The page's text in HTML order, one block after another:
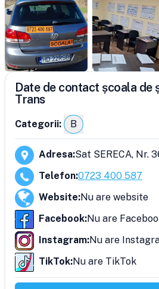
Date de contact școala de
Trans
Categorii: B
Adresa:Sat SERECA, Nr.
Telefon:0723 400 587
Website:Nu are website
Facebook:Nu are
Instagram:Nu are
TikTok:Nu are TikTok